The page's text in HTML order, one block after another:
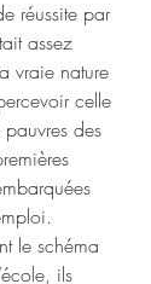
réussite par
assez
vraie nature
celle
des
ils